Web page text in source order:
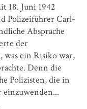
18. Juni 1942
Polizeiführer Carl-
Absprache
der
was ein Risiko war,
Denn die
Polizisten, die in
einzuwenden...